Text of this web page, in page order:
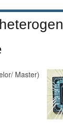
Master)